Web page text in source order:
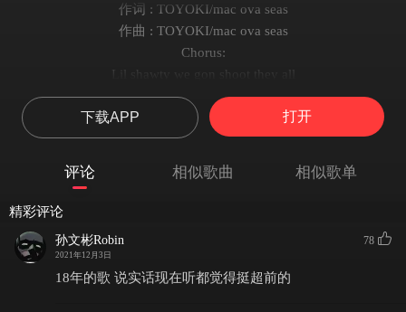
作词 : TOYOKI/mac ova seas
作曲 : TOYOKI/mac ova seas
Chorus:
Lil shawty we gon shoot they all
Lil shawty we’ll never stop
白色Rari所以选择我
带你冒险现在我是你的man
I don’t pop a xan 绝缘所有wedding ring
I’m swervin
下载APP 打开
评论 相似歌曲 相似歌单
精彩评论
孙文彬Robin
2021年12月3日
78
18年的歌 说实话现在听都觉得挺超前的